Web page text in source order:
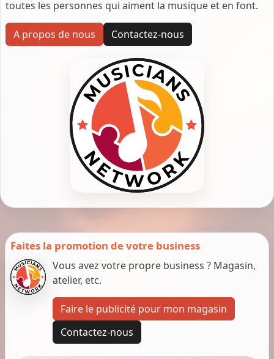
toutes les personnes qui aiment la musique et en font.
A propos de nous Contactez-nous
Faites la promotion de votre business
Vous avez votre propre business ? Magasin,
atelier, etc.
Faire le publicité pour mon magasin
Contactez-nous